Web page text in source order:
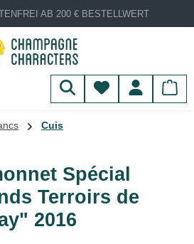
AB 200 € BESTELLWERT
Du hast 0
Cuis
Spécial
Terroirs de
2016